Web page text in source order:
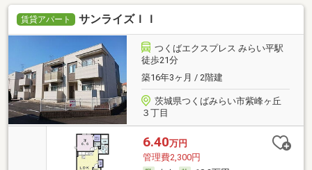
賃貸アパート サンライズＩＩ
つくばエクスプレス みらい平駅
徒歩21分
築16年3ヶ月 / 2階建
茨城県つくばみらい市紫峰ヶ丘
３丁目
6.40万円
管理費2,300円